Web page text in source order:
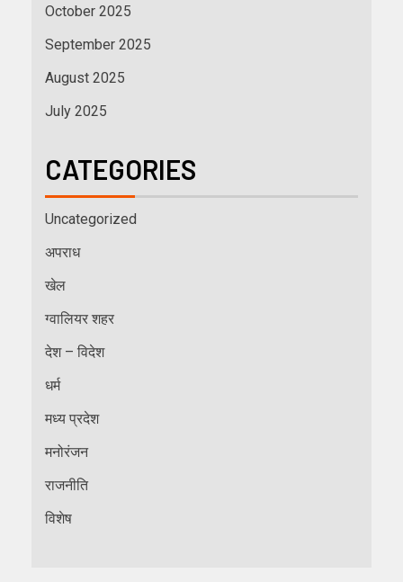
October 2025
September 2025
August 2025
July 2025
CATEGORIES
Uncategorized
अपराध
खेल
ग्वालियर शहर
देश – विदेश
धर्म
मध्य प्रदेश
मनोरंजन
राजनीति
विशेष